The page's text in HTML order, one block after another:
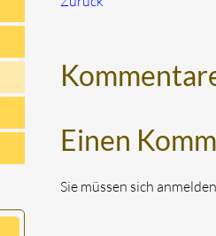
Einen
Sie müssen sich